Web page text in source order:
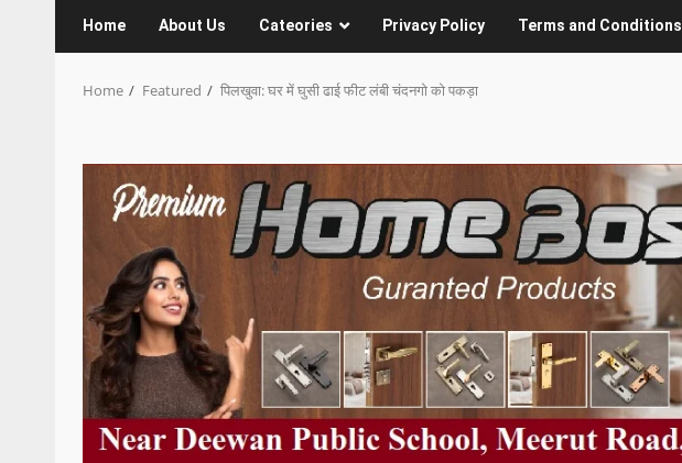
Home About Us Cateories Privacy Policy Terms and Conditions
Home Featured पिलखुवा: घर में घुसी ढाई फीट लंबी चंदनगो को पकड़ा